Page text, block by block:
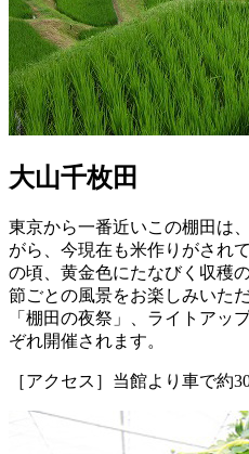
大山千枚田
東京から一番近いこの棚田は
がら、今現在も米作りがされ
の頃、黄金色にたなびく収穫
節ごとの風景をお楽しみいた
「棚田の夜祭」、ライトアッ
ぞれ開催されます。
［アクセス］当館より車で約